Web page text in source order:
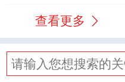
查看更多